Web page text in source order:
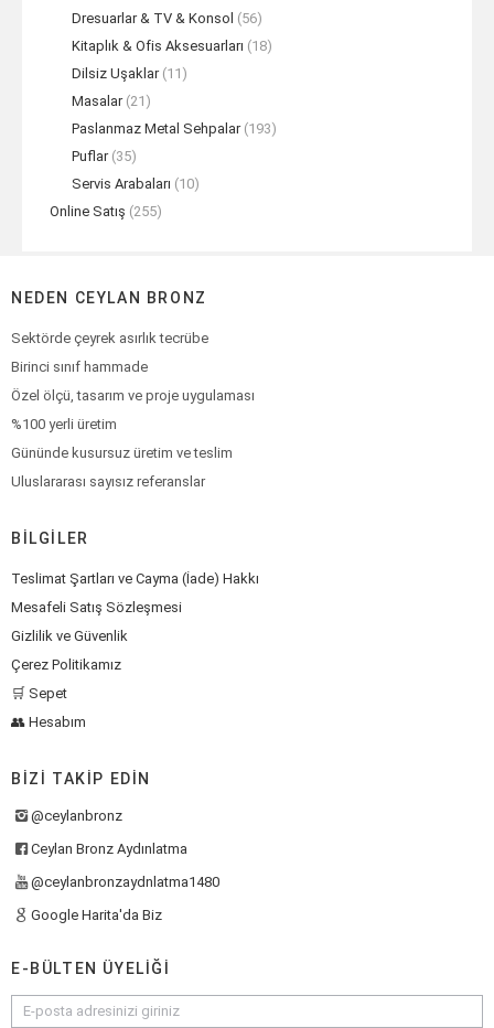
Dresuarlar & TV & Konsol (56)
Kitaplık & Ofis Aksesuarları (18)
Dilsiz Uşaklar (11)
Masalar (21)
Paslanmaz Metal Sehpalar (193)
Puflar (35)
Servis Arabaları (10)
Online Satış (255)
NEDEN CEYLAN BRONZ
Sektörde çeyrek asırlık tecrübe
Birinci sınıf hammade
Özel ölçü, tasarım ve proje uygulaması
%100 yerli üretim
Gününde kusursuz üretim ve teslim
Uluslararası sayısız referanslar
BILGILER
Teslimat Şartları ve Cayma (İade) Hakkı
Mesafeli Satış Sözleşmesi
Gizlilik ve Güvenlik
Çerez Politikamız
🛒 Sepet
👥 Hesabım
BIZI TAKIP EDIN
@ceylanbronz
Ceylan Bronz Aydınlatma
@ceylanbronzaydnlatma1480
Google Harita'da Biz
E-BÜLTEN ÜYELIĞI